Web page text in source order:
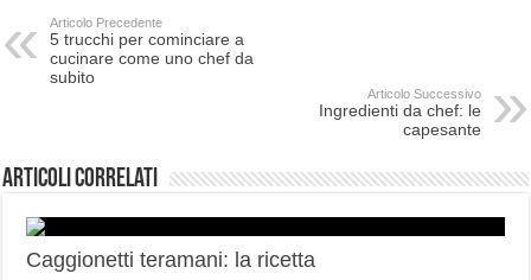
Articolo Precedente
5 trucchi per cominciare a
cucinare come uno chef da
subito
Articolo Successivo
Ingredienti da chef: le
capesante
Articoli correlati
Caggionetti teramani: la ricetta